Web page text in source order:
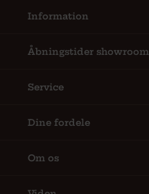
Information
Åbningstider showroom
Service
Dine fordele
Om os